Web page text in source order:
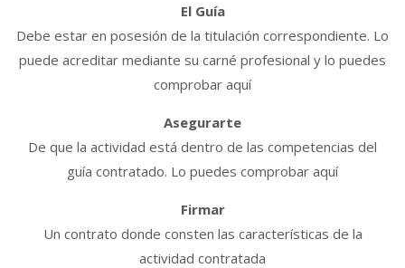
El Guía
Debe estar en posesión de la titulación correspondiente. Lo
puede acreditar mediante su carné profesional y lo puedes
comprobar aquí
Asegurarte
De que la actividad está dentro de las competencias del
guía contratado. Lo puedes comprobar aquí
Firmar
Un contrato donde consten las características de la
actividad contratada